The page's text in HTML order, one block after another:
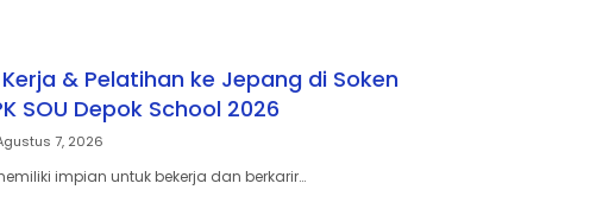
& Pelatihan ke Jepang di Soken
SOU Depok School 2026
7, 2026
impian untuk bekerja dan berkarir…